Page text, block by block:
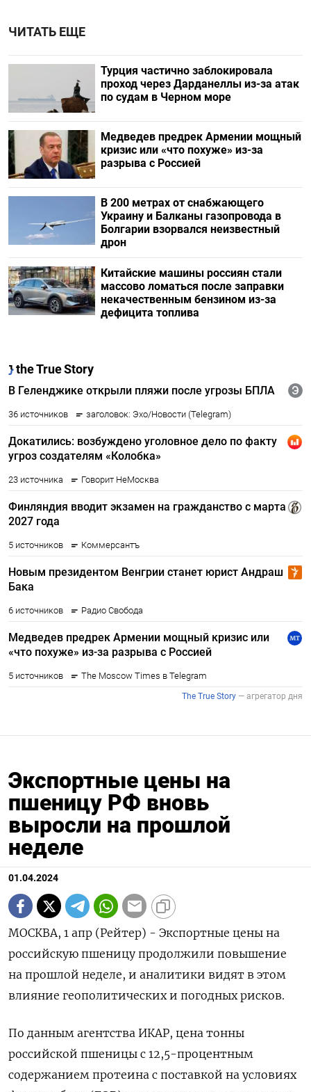
ЧИТАТЬ ЕЩЕ
Турция частично заблокировала
проход через Дарданеллы из-за атак
по судам в Черном море
Медведев предрек Армении мощный
кризис или «что похуже» из-за
разрыва с Россией
В 200 метрах от снабжающего
Украину и Балканы газопровода в
Болгарии взорвался неизвестный
дрон
Китайские машины россиян стали
массово ломаться после заправки
некачественным бензином из-за
дефицита топлива
Экспортные цены на
пшеницу РФ вновь
выросли на прошлой
неделе
01.04.2024
МОСКВА, 1 апр (Рейтер) - Экспортные цены на
российскую пшеницу продолжили повышение
на прошлой неделе, и аналитики видят в этом
влияние геополитических и погодных рисков.
По данным агентства ИКАР, цена тонны
российской пшеницы с 12,5-процентным
содержанием протеина с поставкой на условиях